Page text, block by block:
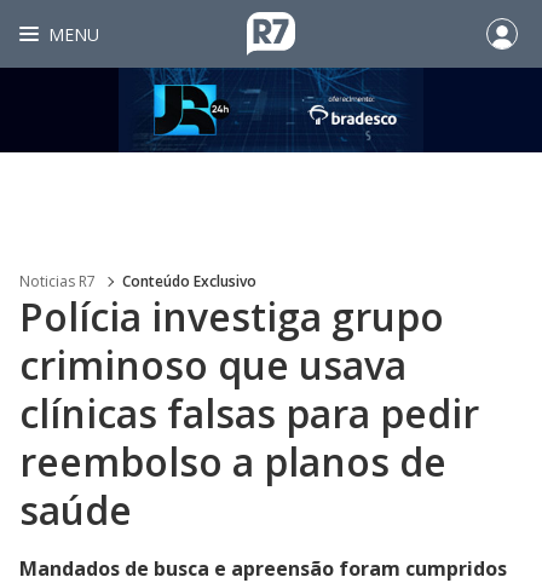
MENU
Noticias R7 Conteúdo Exclusivo
Polícia investiga grupo
criminoso que usava
clínicas falsas para pedir
reembolso a planos de
saúde
Mandados de busca e apreensão foram cumpridos